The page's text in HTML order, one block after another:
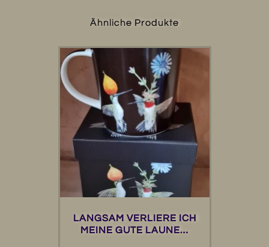
Ähnliche Produkte
LANGSAM VERLIERE ICH
MEINE GUTE LAUNE…